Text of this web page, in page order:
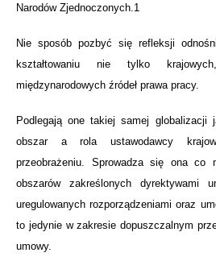
Narodów Zjednoczonych.1
Nie sposób pozbyć się refleksji
kształtowaniu nie tylko
międzynarodowych źródeł prawa pracy.
Podlegają one takiej samej globalizacji
obszar a rola ustawodawcy
przeobrażeniu. Sprowadza się ona co
obszarów zakreślonych dyrektywami
uregulowanych rozporządzeniami oraz
to jedynie w zakresie dopuszczalnym
umowy.